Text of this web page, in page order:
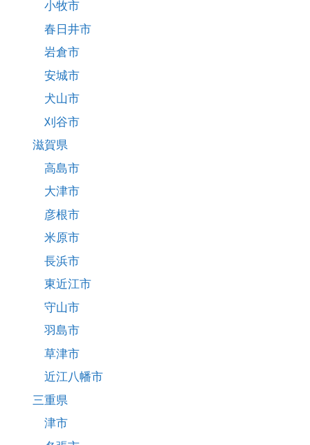
小牧市
春日井市
岩倉市
安城市
犬山市
刈谷市
滋賀県
高島市
大津市
彦根市
米原市
長浜市
東近江市
守山市
羽島市
草津市
近江八幡市
三重県
津市